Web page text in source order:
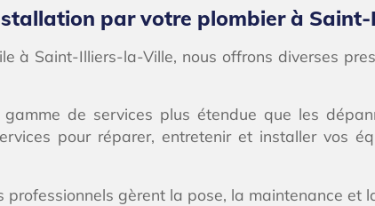
par votre plombier à
à Saint-Illiers-la-Ville, nous offrons diverses
de services plus étendue que les
pour réparer, entretenir et installer vos
professionnels gèrent la pose, la maintenance